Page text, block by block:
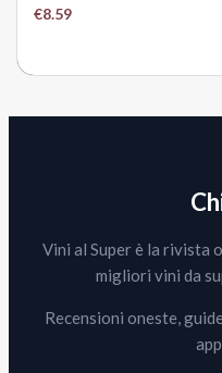
€8.59
Vini al Super è la rivista
migliori vini da
Recensioni oneste,